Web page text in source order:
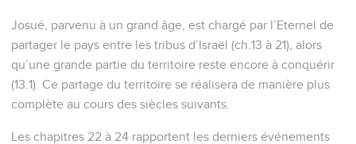
Josué, parvenu à un grand âge, est chargé par l’Eternel de
partager le pays entre les tribus d’Israël (ch.13 à 21), alors
qu’une grande partie du territoire reste encore à conquérir
(13.1). Ce partage du territoire se réalisera de manière plus
complète au cours des siècles suivants.
Les chapitres 22 à 24 rapportent les derniers événements